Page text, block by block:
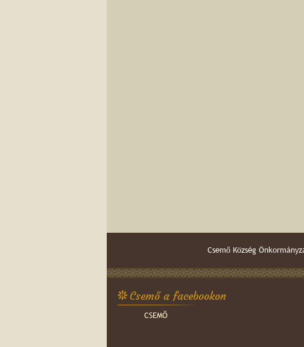
Csemő Község
Csemő a facebookon
CSEMŐ